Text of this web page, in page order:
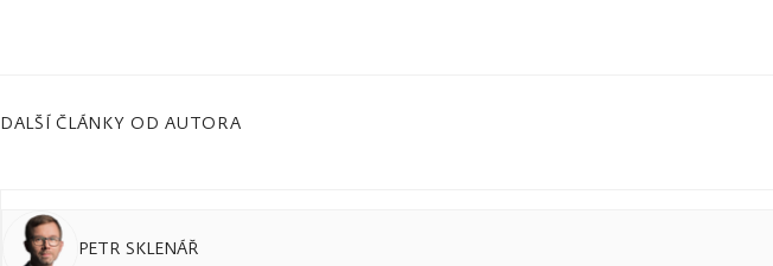
DALŠÍ ČLÁNKY OD AUTORA
PETR SKLENÁŘ